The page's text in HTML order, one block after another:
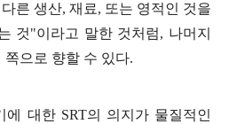
른 생산, 재료, 또는 영적인 것을
것"이라고 말한 것처럼, 나머지
쪽으로 향할 수 있다.
에 대한 SRT의 의지가 물질적인